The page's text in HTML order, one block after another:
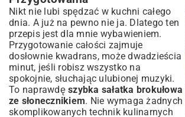
Nikt nie lubi spędzać w kuchni całego
dnia. A już na pewno nie ja. Dlatego ten
przepis jest dla mnie wybawieniem.
Przygotowanie całości zajmuje
dosłownie kwadrans, może dwadzieścia
minut, jeśli robisz wszystko na
spokojnie, słuchając ulubionej muzyki.
To naprawdę szybka sałatka brokułowa
ze słonecznikiem. Nie wymaga żadnych
skomplikowanych technik kulinarnych